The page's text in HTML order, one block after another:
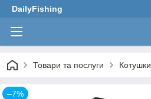
DailyFishing
Товари та послуги Котушки
–7%